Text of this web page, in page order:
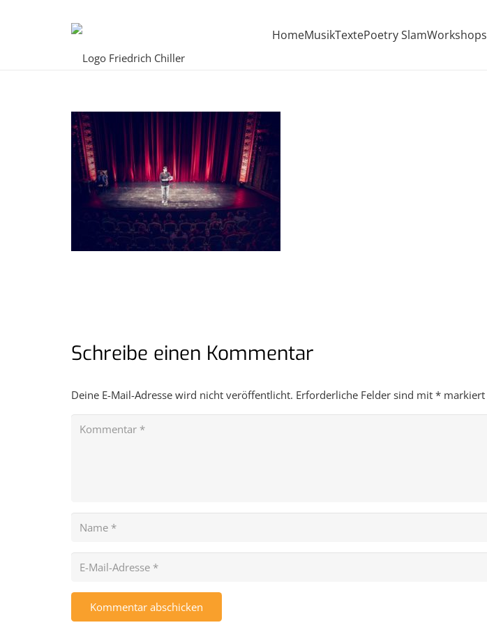
HomeMusikTextePoetry SlamWorkshops
Schreibe einen Kommentar
Deine E-Mail-Adresse wird nicht veröffentlicht. Erforderliche Felder sind mit * markiert
Kommentar abschicken